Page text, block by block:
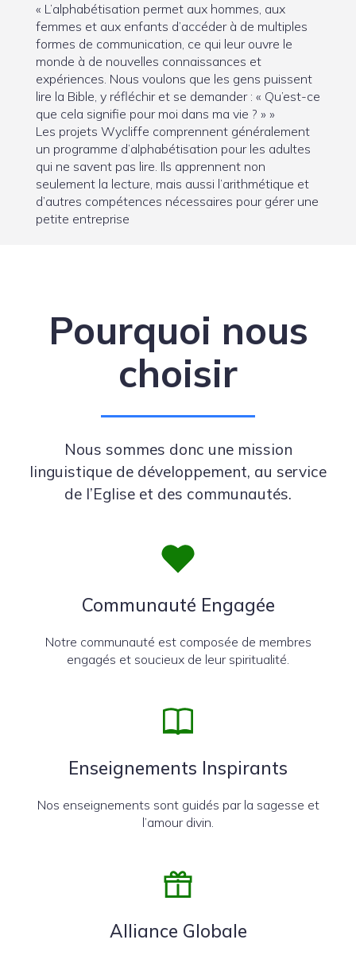
« L’alphabétisation permet aux hommes, aux
femmes et aux enfants d’accéder à de multiples
formes de communication, ce qui leur ouvre le
monde à de nouvelles connaissances et
expériences. Nous voulons que les gens puissent
lire la Bible, y réfléchir et se demander : « Qu’est-ce
que cela signifie pour moi dans ma vie ? » »
Les projets Wycliffe comprennent généralement
un programme d’alphabétisation pour les adultes
qui ne savent pas lire. Ils apprennent non
seulement la lecture, mais aussi l’arithmétique et
d’autres compétences nécessaires pour gérer une
petite entreprise
Pourquoi nous
choisir
Nous sommes donc une mission
linguistique de développement, au service
de l’Eglise et des communautés.
Communauté Engagée
Notre communauté est composée de membres
engagés et soucieux de leur spiritualité.
Enseignements Inspirants
Nos enseignements sont guidés par la sagesse et
l’amour divin.
Alliance Globale